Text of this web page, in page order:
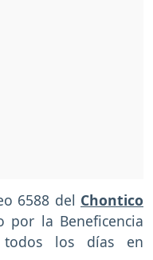
6588 del Chontico
por la Beneficencia
los días en